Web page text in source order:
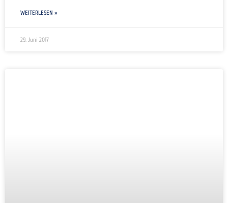
WEITERLESEN »
29. Juni 2017